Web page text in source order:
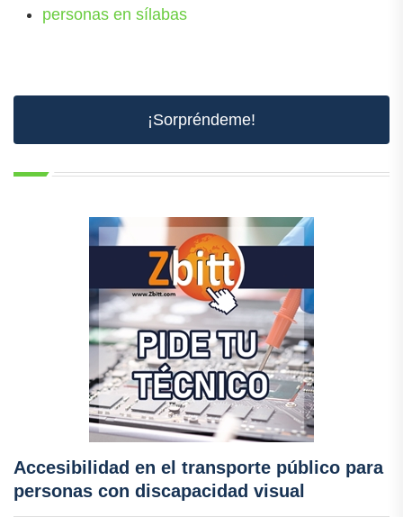
personas en sílabas
¡Sorpréndeme!
Accesibilidad en el transporte público para
personas con discapacidad visual